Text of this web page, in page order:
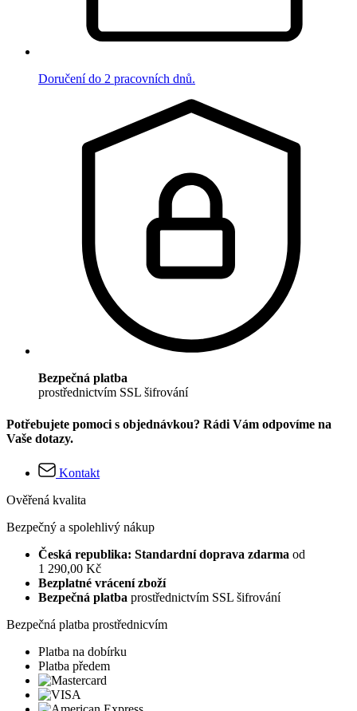
Doručení do 2 pracovních dnů.
Bezpečná platba
prostřednictvím SSL šifrování
Potřebujete pomoci s objednávkou? Rádi Vám odpovíme na
Vaše dotazy.
Kontakt
Ověřená kvalita
Bezpečný a spolehlivý nákup
Česká republika: Standardní doprava zdarma od
1 290,00 Kč
Bezplatné vrácení zboží
Bezpečná platba prostřednictvím SSL šifrování
Bezpečná platba prostřednicvím
Platba na dobírku
Platba předem